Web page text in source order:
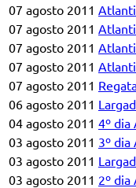
07 agosto 2011
07 agosto 2011
07 agosto 2011
07 agosto 2011
07 agosto 2011
06 agosto 2011
04 agosto 2011 4º dia
03 agosto 2011 3º dia
03 agosto 2011
03 agosto 2011 2º